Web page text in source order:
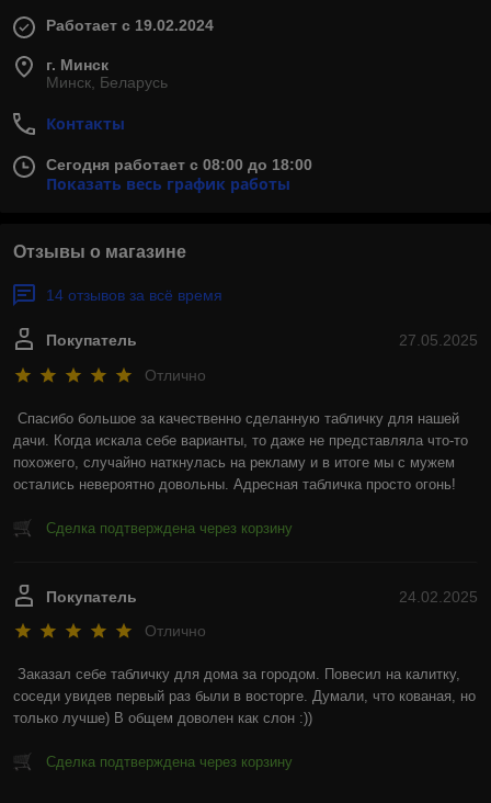
Работает с 19.02.2024
г. Минск
Минск, Беларусь
Контакты
Сегодня работает с 08:00 до 18:00
Показать весь график работы
Отзывы о магазине
14 отзывов за всё время
27.05.2025
Покупатель
Отлично
Спасибо большое за качественно сделанную табличку для нашей
дачи. Когда искала себе варианты, то даже не представляла что-то
похожего, случайно наткнулась на рекламу и в итоге мы с мужем
остались невероятно довольны. Адресная табличка просто огонь!
Сделка подтверждена через корзину
24.02.2025
Покупатель
Отлично
Заказал себе табличку для дома за городом. Повесил на калитку,
соседи увидев первый раз были в восторге. Думали, что кованая, но
только лучше) В общем доволен как слон :))
Сделка подтверждена через корзину